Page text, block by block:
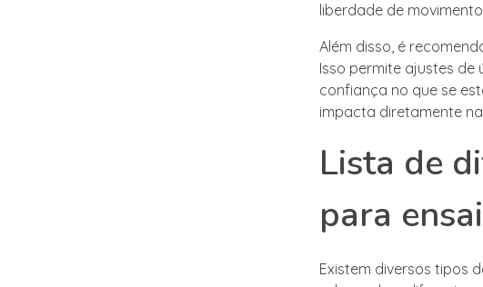
liberdade de
Além disso, é
Isso permite ajustes
confiança no que se
impacta diretamente
Lista de
para
Existem diversos tipos